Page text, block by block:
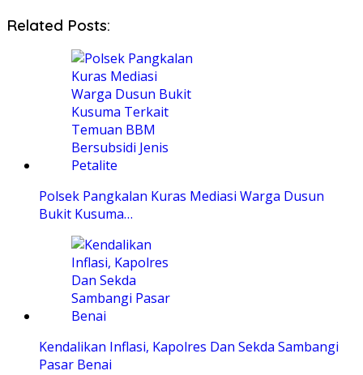
Related Posts:
Polsek Pangkalan Kuras Mediasi Warga Dusun
Bukit Kusuma…
Kendalikan Inflasi, Kapolres Dan Sekda Sambangi
Pasar Benai